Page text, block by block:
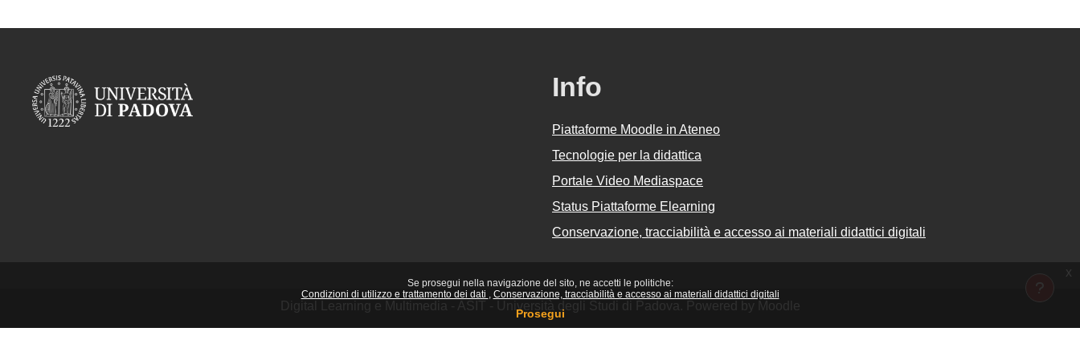
Se prosegui nella navigazione del sito, ne accetti le politiche:
Condizioni di utilizzo e trattamento dei dati
Conservazione, tracciabilità e accesso ai materiali didattici digitali
Prosegui
x
Info
Piattaforme Moodle in Ateneo
Tecnologie per la didattica
Portale Video Mediaspace
Status Piattaforme Elearning
Conservazione, tracciabilità e accesso ai materiali didattici digitali
Digital Learning e Multimedia - ASIT - Università degli Studi di Padova. Powered by Moodle